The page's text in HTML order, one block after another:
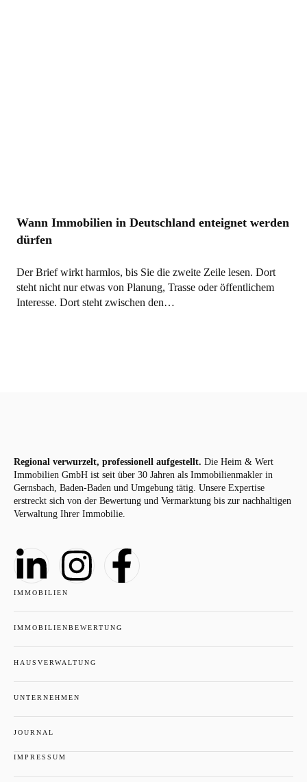
Wann Immobilien in Deutschland enteignet werden
dürfen
Der Brief wirkt harmlos, bis Sie die zweite Zeile lesen. Dort
steht nicht nur etwas von Planung, Trasse oder öffentlichem
Interesse. Dort steht zwischen den…
Regional verwurzelt, professionell aufgestellt. Die Heim & Wert
Immobilien GmbH ist seit über 30 Jahren als Immobilienmakler in
Gernsbach, Baden-Baden und Umgebung tätig. Unsere Expertise
erstreckt sich von der Bewertung und Vermarktung bis zur nachhaltigen
Verwaltung Ihrer Immobilie.
IMMOBILIEN
IMMOBILIENBEWERTUNG
HAUSVERWALTUNG
UNTERNEHMEN
JOURNAL
IMPRESSUM